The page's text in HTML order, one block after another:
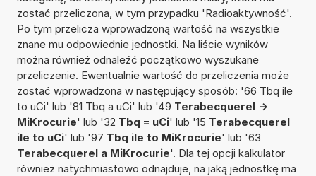
zostać przeliczona, w tym przypadku 'Radioaktywność'.
Po tym przelicza wprowadzoną wartość na wszystkie
znane mu odpowiednie jednostki. Na liście wyników
można również odnaleźć początkowo wyszukane
przeliczenie. Ewentualnie wartość do przeliczenia może
zostać wprowadzona w następujący sposób: '66 Tbq ile
to uCi' lub '81 Tbq a uCi' lub '49 Terabecquerel ->
MiKrocurie' lub '32 Tbq = uCi' lub '15 Terabecquerel
ile to uCi' lub '97 Tbq ile to MiKrocurie' lub '63
Terabecquerel a MiKrocurie'. Dla tej opcji kalkulator
również natychmiastowo odnajduje, na jaką jednostkę ma